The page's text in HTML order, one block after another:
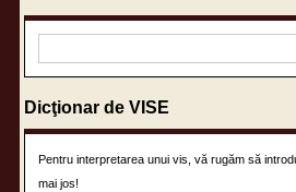
Dicţionar de VISE
Pentru interpretarea unui vis, vă rugăm să
mai jos!